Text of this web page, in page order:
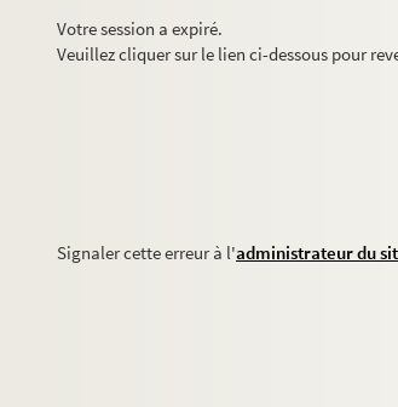
Votre session a expiré.
Veuillez cliquer sur le lien ci-dessous pour
Signaler cette erreur à l'administrateur du